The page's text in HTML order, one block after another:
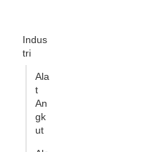
Indus
tri
Ala
t
An
gk
ut